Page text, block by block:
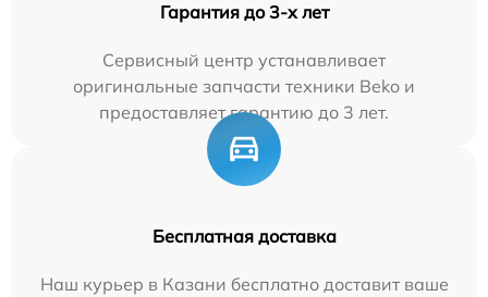
Гарантия до 3-х лет
Сервисный центр устанавливает
оригинальные запчасти техники Beko и
предоставляет гарантию до 3 лет.
Бесплатная доставка
Наш курьер в Казани бесплатно доставит ваше